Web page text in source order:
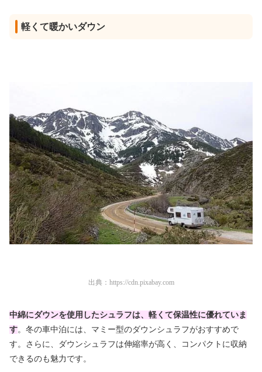
軽くて暖かいダウン
出典： https://cdn.pixabay.com
中綿にダウンを使用したシュラフは、軽くて保温性に優れていま
す。冬の車中泊には、マミー型のダウンシュラフがおすすめで
す。さらに、ダウンシュラフは伸縮率が高く、コンパクトに収納
できるのも魅力です。